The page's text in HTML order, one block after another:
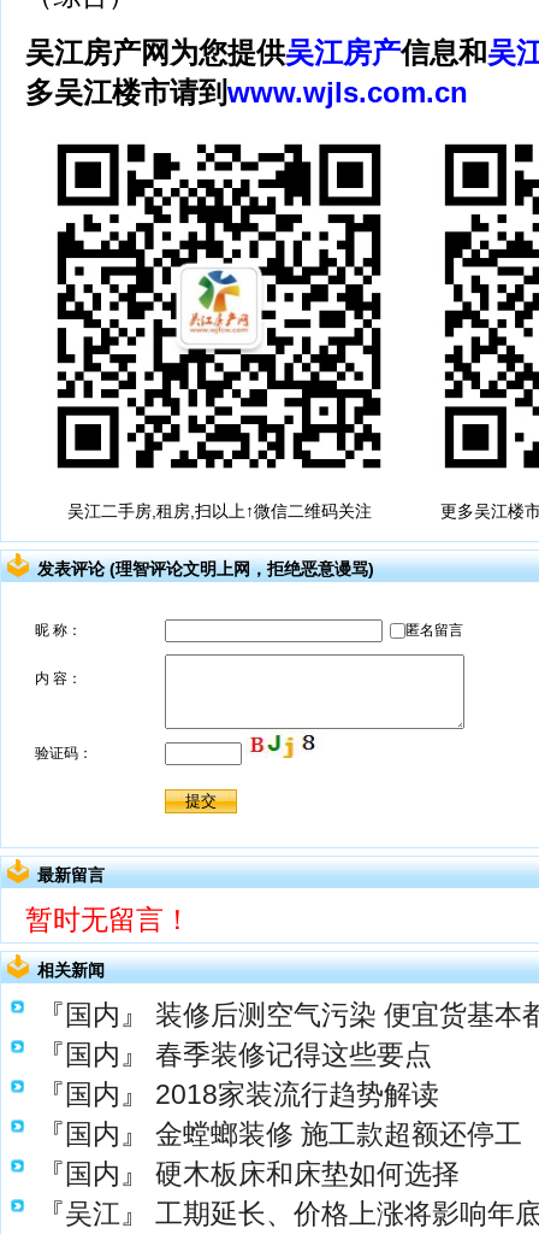
吴江房产网为您提供吴江房产信息和吴
多吴江楼市请到www.wjls.com.cn
吴江二手房,租房,扫以上↑微信二维码关注 更多吴江楼
发表评论 (理智评论文明上网，拒绝恶意谩骂)
最新留言
暂时无留言！
相关新闻
『国内』
装修后测空气污染 便宜货基本
『国内』
春季装修记得这些要点
『国内』
2018家装流行趋势解读
『国内』
金螳螂装修 施工款超额还停工
『国内』
硬木板床和床垫如何选择
『吴江』
工期延长、价格上涨将影响年